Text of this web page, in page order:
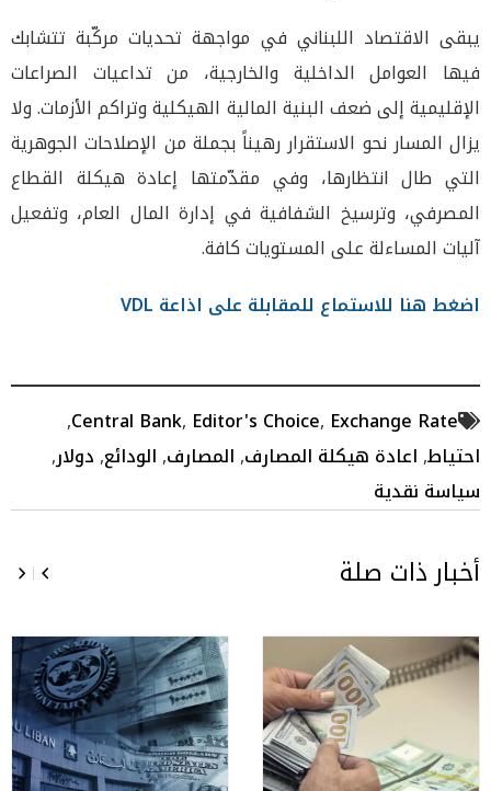
يبقى الاقتصاد اللبناني في مواجهة تحديات مركّبة تتشابك
فيها العوامل الداخلية والخارجية، من تداعيات الصراعات
الإقليمية إلى ضعف البنية المالية الهيكلية وتراكم الأزمات. ولا
يزال المسار نحو الاستقرار رهيناً بجملة من الإصلاحات الجوهرية
التي طال انتظارها، وفي مقدّمتها إعادة هيكلة القطاع
المصرفي، وترسيخ الشفافية في إدارة المال العام، وتفعيل
آليات المساءلة على المستويات كافة.
اضغط هنا للاستماع للمقابلة على اذاعة VDL
Central Bank, Editor's Choice, Exchange Rate
,
احتياط,اعادة هيكلة المصارف,المصارف,الودائع,دولار,
سياسة نقدية
أخبار ذات صلة